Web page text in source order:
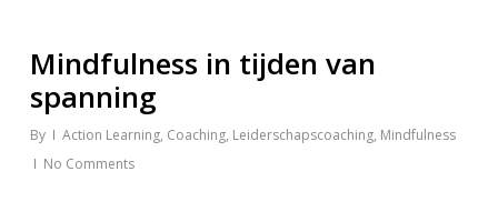
Mindfulness in tijden van
spanning
By Action Learning, Coaching, Leiderschapscoaching, Mindfulness
No Comments